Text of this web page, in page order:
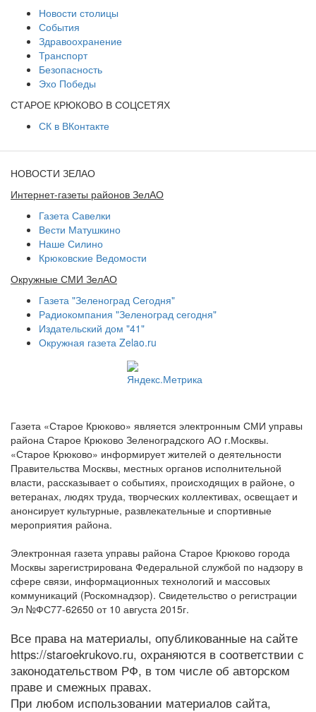
Новости столицы
События
Здравоохранение
Транспорт
Безопасность
Эхо Победы
СТАРОЕ КРЮКОВО В СОЦСЕТЯХ
СК в ВКонтакте
НОВОСТИ ЗЕЛАО
Интернет-газеты районов ЗелАО
Газета Савелки
Вести Матушкино
Наше Силино
Крюковские Ведомости
Окружные СМИ ЗелАО
Газета "Зеленоград Сегодня"
Радиокомпания "Зеленоград сегодня"
Издательский дом "41"
Окружная газета Zelao.ru
Газета «Старое Крюково» является электронным СМИ управы
района Старое Крюково Зеленоградского АО г.Москвы.
«Старое Крюково» информирует жителей о деятельности
Правительства Москвы, местных органов исполнительной
власти, рассказывает о событиях, происходящих в районе, о
ветеранах, людях труда, творческих коллективах, освещает и
анонсирует культурные, развлекательные и спортивные
мероприятия района.
Электронная газета управы района Старое Крюково города
Москвы зарегистрирована Федеральной службой по надзору в
сфере связи, информационных технологий и массовых
коммуникаций (Роскомнадзор). Свидетельство о регистрации
Эл №ФС77-62650 от 10 августа 2015г.
Все права на материалы, опубликованные на сайте
https://staroekrukovo.ru, охраняются в соответствии с
законодательством РФ, в том числе об авторском
праве и смежных правах.
При любом использовании материалов сайта,